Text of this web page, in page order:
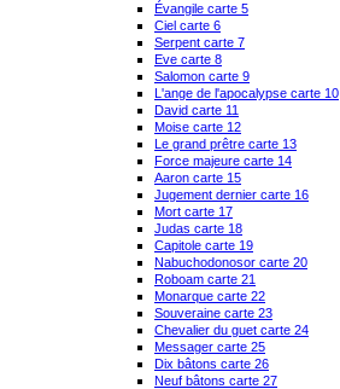
Évangile carte 5
Ciel carte 6
Serpent carte 7
Eve carte 8
Salomon carte 9
L'ange de l'apocalypse carte 10
David carte 11
Moise carte 12
Le grand prêtre carte 13
Force majeure carte 14
Aaron carte 15
Jugement dernier carte 16
Mort carte 17
Judas carte 18
Capitole carte 19
Nabuchodonosor carte 20
Roboam carte 21
Monarque carte 22
Souveraine carte 23
Chevalier du guet carte 24
Messager carte 25
Dix bâtons carte 26
Neuf bâtons carte 27